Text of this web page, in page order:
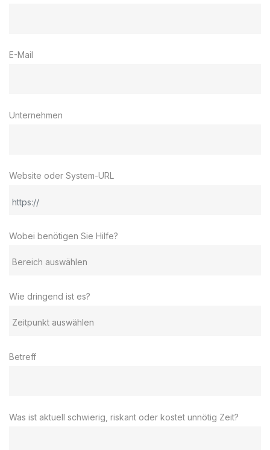
E-Mail
Unternehmen
Website oder System-URL
Wobei benötigen Sie Hilfe?
Wie dringend ist es?
Betreff
Was ist aktuell schwierig, riskant oder kostet unnötig Zeit?